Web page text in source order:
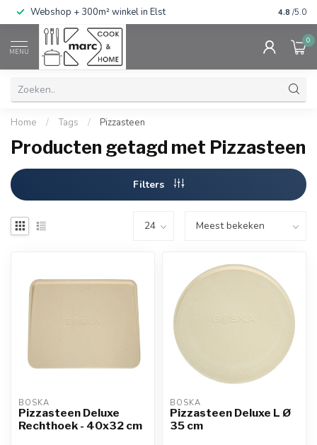
Webshop + 300m² winkel in Elst Gratis
4.8 /5.0
MENU
0
Home / Tags / Pizzasteen
Producten getagd met Pizzasteen
Filters
BOSKA
Pizzasteen Deluxe
Rechthoek - 40x32 cm
BOSKA
Pizzasteen Deluxe L Ø
35 cm